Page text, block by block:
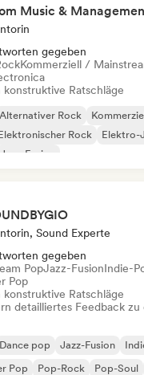
Music &
gegeben
Kommerziell /
Ratschläge
Alternativer Rock
Rock
Elektro-
Jazz-Fusion
Sound Experte
gegeben
PopJazz-FusionIndie-
Pop
Ratschläge
detailliertes Feedback
Dance pop Jazz-Fusion
Pop
Pop-Rock Pop-Soul